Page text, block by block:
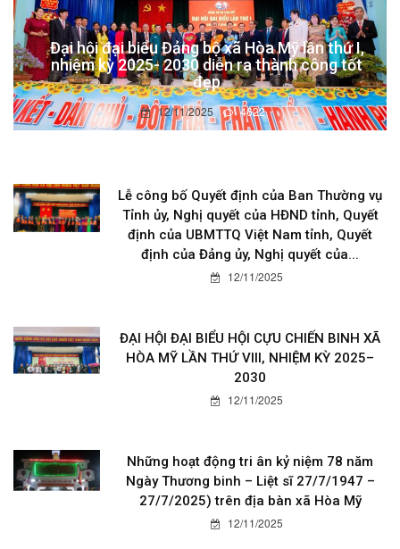
Đại hội đại biểu Đảng bộ xã Hòa Mỹ lần thứ I,
nhiệm kỳ 2025- 2030 diễn ra thành công tốt
đẹp
12/11/2025 4622
Lễ công bố Quyết định của Ban Thường vụ
Tỉnh ủy, Nghị quyết của HĐND tỉnh, Quyết
định của UBMTTQ Việt Nam tỉnh, Quyết
định của Đảng ủy, Nghị quyết của...
12/11/2025
ĐẠI HỘI ĐẠI BIỂU HỘI CỰU CHIẾN BINH XÃ
HÒA MỸ LẦN THỨ VIII, NHIỆM KỲ 2025–
2030
12/11/2025
Những hoạt động tri ân kỷ niệm 78 năm
Ngày Thương binh – Liệt sĩ 27/7/1947 –
27/7/2025) trên địa bàn xã Hòa Mỹ
12/11/2025